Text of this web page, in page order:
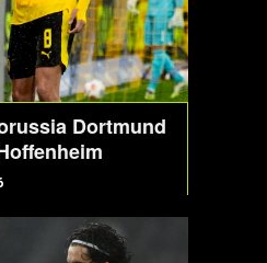
Dortmund